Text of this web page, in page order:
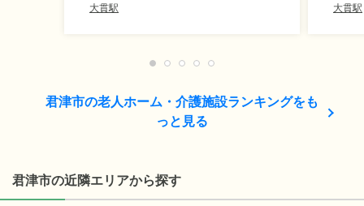
大貫駅 大貫駅
君津市の老人ホーム・介護施設ランキングをも
っと見る
君津市の近隣エリアから探す